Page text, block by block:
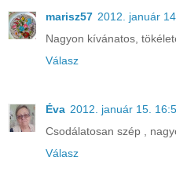
marisz57 2012. január
Nagyon kívánatos,
Válasz
Éva 2012. január 15.
Csodálatosan szép ,
Válasz